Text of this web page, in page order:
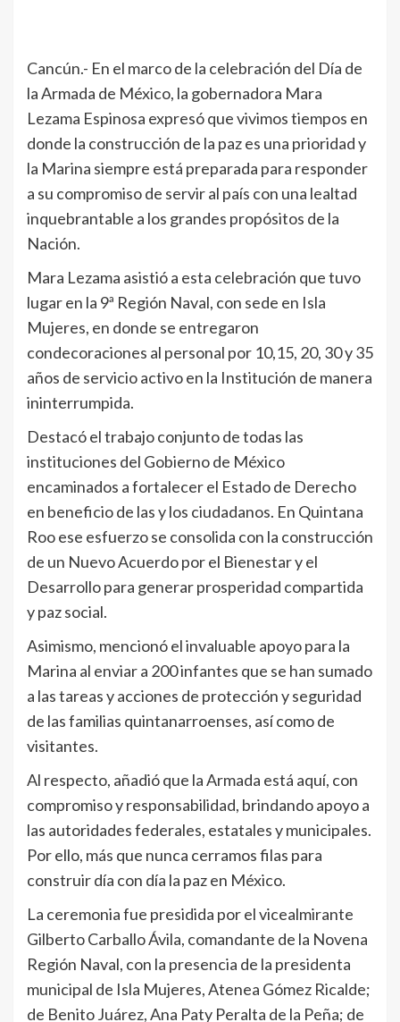
Cancún.- En el marco de la celebración del Día de
la Armada de México, la gobernadora Mara
Lezama Espinosa expresó que vivimos tiempos en
donde la construcción de la paz es una prioridad y
la Marina siempre está preparada para responder
a su compromiso de servir al país con una lealtad
inquebrantable a los grandes propósitos de la
Nación.
Mara Lezama asistió a esta celebración que tuvo
lugar en la 9ª Región Naval, con sede en Isla
Mujeres, en donde se entregaron
condecoraciones al personal por 10,15, 20, 30 y 35
años de servicio activo en la Institución de manera
ininterrumpida.
Destacó el trabajo conjunto de todas las
instituciones del Gobierno de México
encaminados a fortalecer el Estado de Derecho
en beneficio de las y los ciudadanos. En Quintana
Roo ese esfuerzo se consolida con la construcción
de un Nuevo Acuerdo por el Bienestar y el
Desarrollo para generar prosperidad compartida
y paz social.
Asimismo, mencionó el invaluable apoyo para la
Marina al enviar a 200 infantes que se han sumado
a las tareas y acciones de protección y seguridad
de las familias quintanarroenses, así como de
visitantes.
Al respecto, añadió que la Armada está aquí, con
compromiso y responsabilidad, brindando apoyo a
las autoridades federales, estatales y municipales.
Por ello, más que nunca cerramos filas para
construir día con día la paz en México.
La ceremonia fue presidida por el vicealmirante
Gilberto Carballo Ávila, comandante de la Novena
Región Naval, con la presencia de la presidenta
municipal de Isla Mujeres, Atenea Gómez Ricalde;
de Benito Juárez, Ana Paty Peralta de la Peña; de